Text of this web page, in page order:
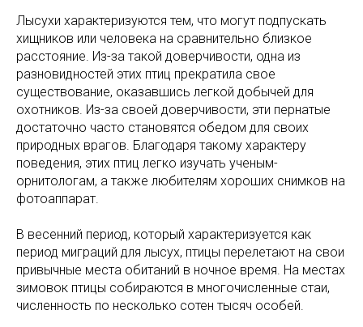
Лысухи характеризуются тем, что могут подпускать
хищников или человека на сравнительно близкое
расстояние. Из-за такой доверчивости, одна из
разновидностей этих птиц прекратила свое
существование, оказавшись легкой добычей для
охотников. Из-за своей доверчивости, эти пернатые
достаточно часто становятся обедом для своих
природных врагов. Благодаря такому характеру
поведения, этих птиц легко изучать ученым-
орнитологам, а также любителям хороших снимков на
фотоаппарат.
В весенний период, который характеризуется как
период миграций для лысух, птицы перелетают на свои
привычные места обитаний в ночное время. На местах
зимовок птицы собираются в многочисленные стаи,
численность по несколько сотен тысяч особей.